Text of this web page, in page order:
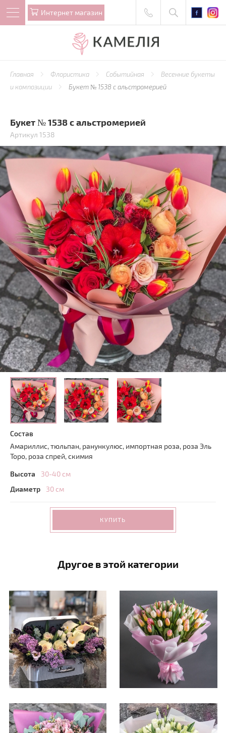
Интернет магазин
Главная Флористика Событийная
Весенние букеты
и композиции
Букет № 1538 с альстромерией
Букет № 1538 с альстромерией
Артикул 1538
Состав
Амариллис, тюльпан, ранункулюс, импортная роза, роза Эль
Торо, роза спрей, скимия
Высота
30-40 см
Диаметр
30 см
КУПИТЬ
Другое в этой категории